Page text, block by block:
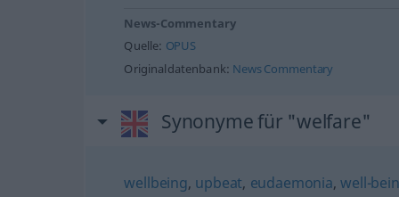
News-Commentary
Quelle: OPUS
Originaldatenbank: News Commentary
Synonyme für "welfare"
wellbeing, upbeat, eudaemonia,well-